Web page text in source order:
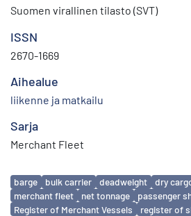
Suomen virallinen tilasto (SVT)
ISSN
2670-1669
Aihealue
liikenne ja matkailu
Sarja
Merchant Fleet
Avainsanat
barge bulk carrier deadweight dry
merchant fleet
net tonnage
passenger
Register of Merchant Vessels
register of